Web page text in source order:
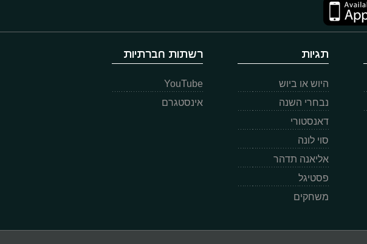
תגיות
היוש או ביוש
נבחרי השנה
דאנסטורי
סוי לונה
אליאנה תדהר
פסטיגל
משחקים
רשתות חברתיות
YouTube
אינסטגרם